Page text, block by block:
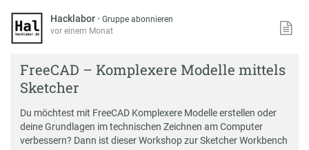
Hacklabor ·Gruppe abonnieren
vor einem Monat
FreeCAD – Komplexere Modelle mittels
Sketcher
Du möchtest mit FreeCAD Komplexere Modelle erstellen oder
deine Grundlagen im technischen Zeichnen am Computer
verbessern? Dann ist dieser Workshop zur Sketcher Workbench